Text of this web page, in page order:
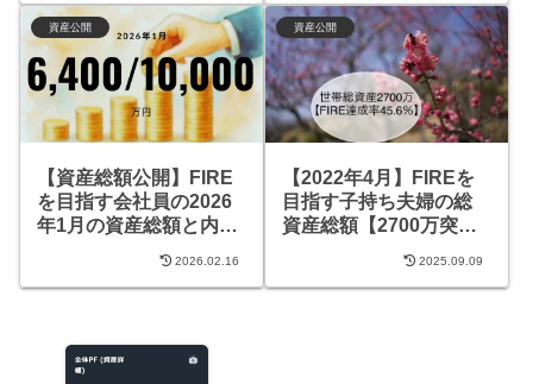
資産公開
【資産総額公開】FIRE
を目指す会社員の2026
年1月の資産総額と内訳
【約6,400万円】
2026.02.16
資産公開
【2022年4月】FIREを
目指す子持ち夫婦の総
資産総額【2700万突
2025.09.09